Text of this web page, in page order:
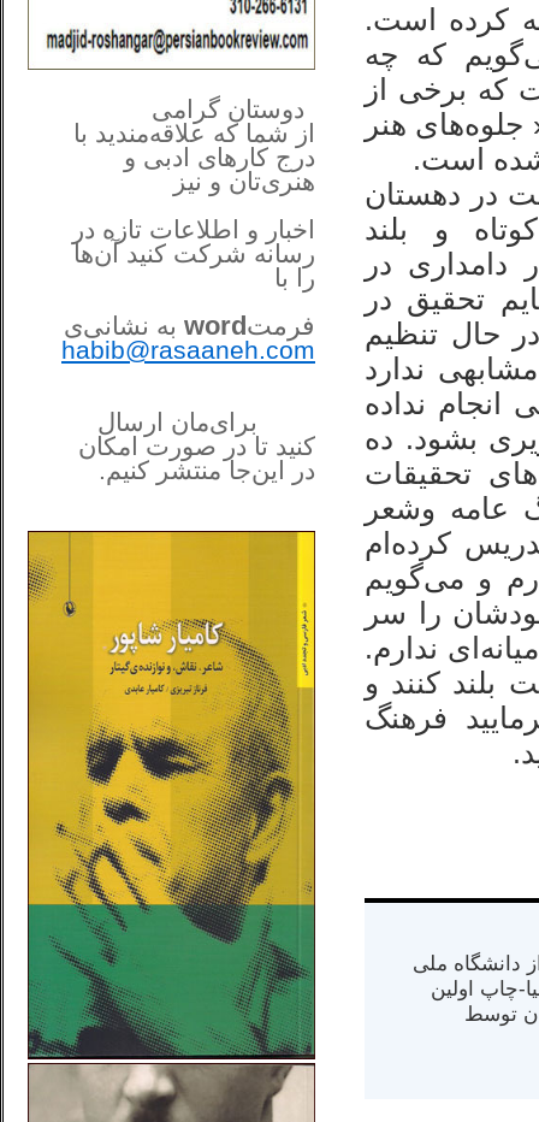
کرده است.
که چه
که برخی از
جلوه‌های هنر
در دهستان
و بلند
دامداری در
تحقیق در
حال تنظیم
ندارد
نداده
بشود. ده
تحقیقات
عامه وشعر
کرده‌ام
و می‌گویم
را سر
ندارم.
کنند و
فرهنگ
از دانشگاه ملی
در کالیفرنیا-چاپ اولین
در سال ۱۳۸۴ در ایران توسط
دوستان گرامی
از شما که علاقه‌مندید با
درج کارهای‌ ادبی و
هنری‌تان و نیز
اخبار و اطلاعات تازه در
رسانه شرکت کنید آن‌ها
را با
فرمتword به نشانی‌ی
habib@rasaaneh.com
برای‌مان ارسال
کنید تا در صورت امکان
در این‌جامنتشر کنیم.